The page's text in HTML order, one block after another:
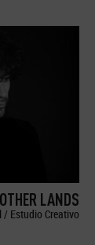
OTHER LANDS
Estudio Creativo